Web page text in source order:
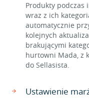
Produkty podczas
wraz z ich
automatycznie
kolejnych
brakującymi
hurtowni Mada, z
do Sellasista.
Ustawienie